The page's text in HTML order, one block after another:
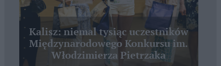
Kalisz: niemal tysiąc uczestników
Międzynarodowego Konkursu im.
Włodzimierza Pietrzaka